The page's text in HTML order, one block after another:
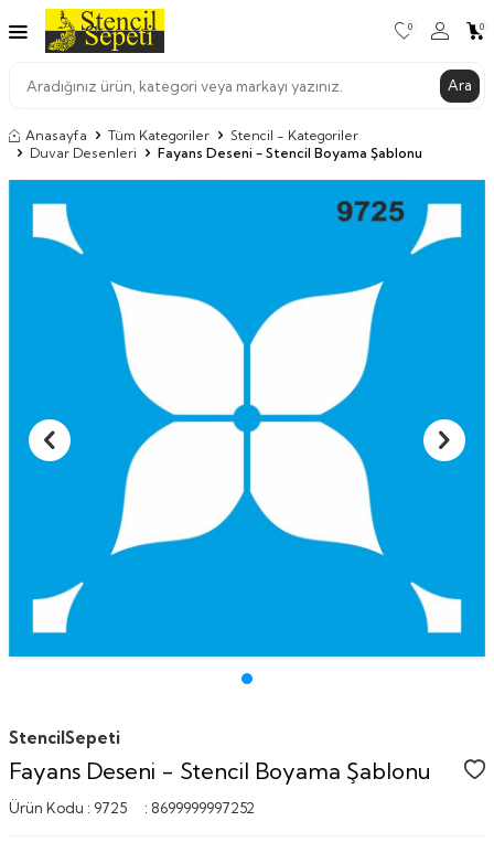
Ara
0 0
Anasayfa Tüm Kategoriler
Stencil - Kategoriler
Duvar Desenleri
Fayans Deseni - Stencil Boyama Şablonu
StencilSepeti
Fayans Deseni - Stencil Boyama Şablonu
Ürün Kodu : 9725 : 8699999997252